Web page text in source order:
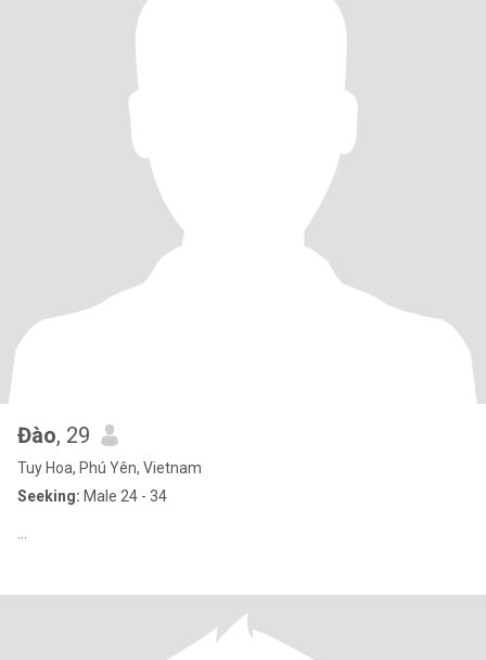
Đào, 29
Tuy Hoa, Phú Yên, Vietnam
Seeking: Male 24 - 34